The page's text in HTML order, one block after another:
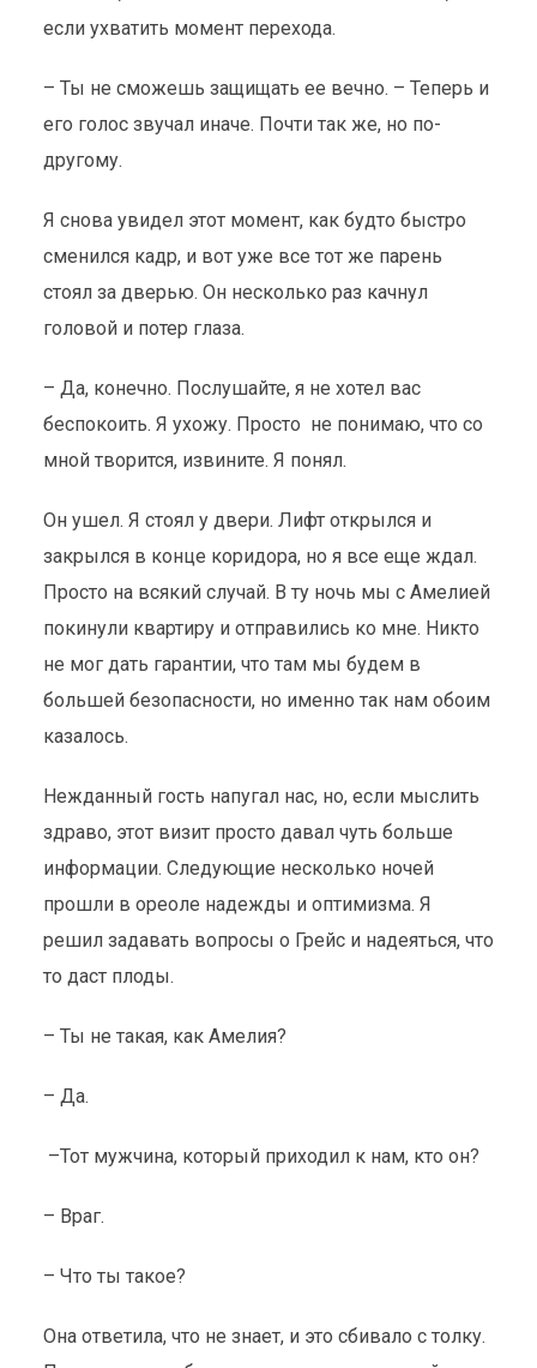
если ухватить момент перехода.
– Ты не сможешь защищать ее вечно. – Теперь и
его голос звучал иначе. Почти так же, но по-
другому.
Я снова увидел этот момент, как будто быстро
сменился кадр, и вот уже все тот же парень
стоял за дверью. Он несколько раз качнул
головой и потер глаза.
– Да, конечно. Послушайте, я не хотел вас
беспокоить. Я ухожу. Просто не понимаю, что со
мной творится, извините. Я понял.
Он ушел. Я стоял у двери. Лифт открылся и
закрылся в конце коридора, но я все еще ждал.
Просто на всякий случай. В ту ночь мы с Амелией
покинули квартиру и отправились ко мне. Никто
не мог дать гарантии, что там мы будем в
большей безопасности, но именно так нам обоим
казалось.
Нежданный гость напугал нас, но, если мыслить
здраво, этот визит просто давал чуть больше
информации. Следующие несколько ночей
прошли в ореоле надежды и оптимизма. Я
решил задавать вопросы о Грейс и надеяться, что
то даст плоды.
– Ты не такая, как Амелия?
– Да.
–Тот мужчина, который приходил к нам, кто он?
– Враг.
– Что ты такое?
Она ответила, что не знает, и это сбивало с толку.